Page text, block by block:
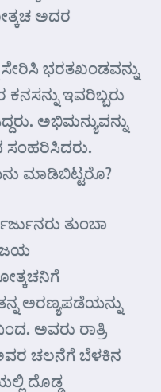
ಅದರ
ಭರತಖಂಡವನ್ನು
ಇವರಿಬ್ಬರು
ಅಭಿಮನ್ಯುವನ್ನು
ಸಂಹರಿಸಿದರು.
ಮಾಡಿಬಿಟ್ಟರೊ?
ತುಂಬಾ
ಅರಣ್ಯಪಡೆಯನ್ನು
ಅವರು ರಾತ್ರಿ
ಚಲನೆಗೆ ಬೆಳಕಿನ
ದೊಡ್ಡ